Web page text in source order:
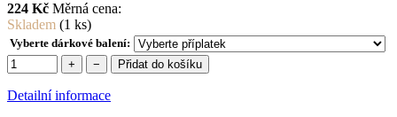
224 Kč Měrná cena:
Skladem (1 ks)
Vyberte dárkové balení:
+
− Přidat do košíku
Detailní informace